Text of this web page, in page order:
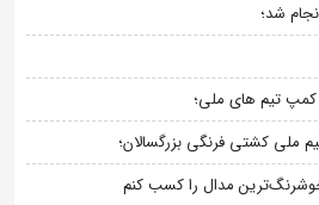
شد؛
ملی کشتی فرنگی بزرگسالان؛
مدال را کسب کنم